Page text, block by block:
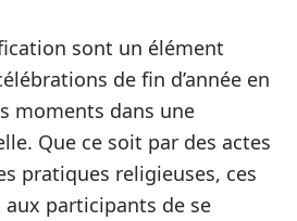
sont un élément
de fin d’année en
moments dans une
Que ce soit par des actes
pratiques religieuses, ces
participants de se